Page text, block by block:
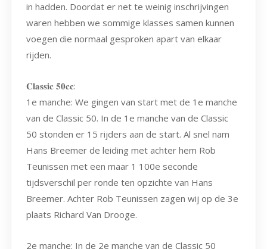
in hadden. Doordat er net te weinig inschrijvingen
waren hebben we sommige klasses samen kunnen
voegen die normaal gesproken apart van elkaar
rijden.
𝐂𝐥𝐚𝐬𝐬𝐢𝐜 𝟓𝟎𝐜𝐜:
1e manche: We gingen van start met de 1e manche
van de Classic 50. In de 1e manche van de Classic
50 stonden er 15 rijders aan de start. Al snel nam
Hans Breemer de leiding met achter hem Rob
Teunissen met een maar 1 100e seconde
tijdsverschil per ronde ten opzichte van Hans
Breemer. Achter Rob Teunissen zagen wij op de 3e
plaats Richard Van Drooge.
2e manche: In de 2e manche van de Classic 50